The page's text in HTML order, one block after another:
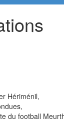
Hériménil,
du football